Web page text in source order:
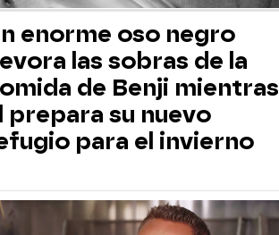
enorme oso negro
las sobras de la
de Benji mientras
prepara su nuevo
para el invierno